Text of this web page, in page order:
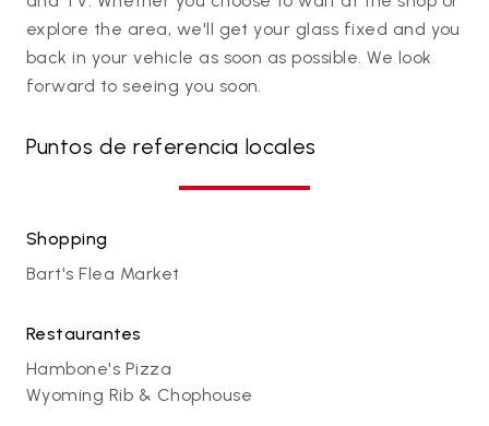
explore the area, we'll get your glass fixed and you
back in your vehicle as soon as possible. We look
forward to seeing you soon.
Puntos de referencia locales
Shopping
Bart's Flea Market
Restaurantes
Hambone's Pizza
Wyoming Rib & Chophouse